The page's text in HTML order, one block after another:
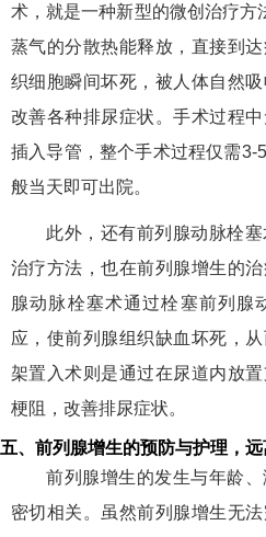
术，就是一种新型的微创治疗
蒸气的分散热能释放，直接到
织细胞瞬间坏死，被人体自然
改善各种排尿症状。手术过程
插入导管，整个手术过程仅需3-
般当天即可出院。
此外，还有前列腺动脉栓
治疗方法，也在前列腺增生的
腺动脉栓塞术通过栓塞前列腺
应，使前列腺组织缺血坏死，
架置入术则是通过在尿道内放
梗阻，改善排尿症状。
五、前列腺增生的预防与护理，
前列腺增生的发生与年龄
密切相关。虽然前列腺增生无